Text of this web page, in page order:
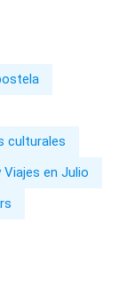
culturales
en Julio